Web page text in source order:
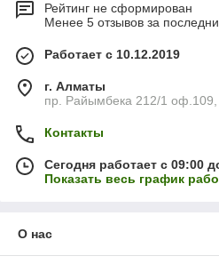
Рейтинг не сформирован
Менее 5 отзывов за
Работает с 10.12.2019
г. Алматы
пр. Райымбека 212/1 оф.109,
Контакты
Сегодня работает с 09:00
Показать весь график
О нас